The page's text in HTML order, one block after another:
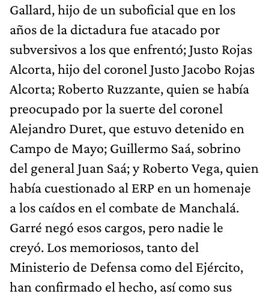
Gallard, hijo de un suboficial que en los
años de la dictadura fue atacado por
subversivos a los que enfrentó; Justo Rojas
Alcorta, hijo del coronel Justo Jacobo Rojas
Alcorta; Roberto Ruzzante, quien se había
preocupado por la suerte del coronel
Alejandro Duret, que estuvo detenido en
Campo de Mayo; Guillermo Saá, sobrino
del general Juan Saá; y Roberto Vega, quien
había cuestionado al ERP en un homenaje
a los caídos en el combate de Manchalá.
Garré negó esos cargos, pero nadie le
creyó. Los memoriosos, tanto del
Ministerio de Defensa como del Ejército,
han confirmado el hecho, así como sus